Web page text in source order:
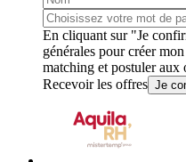
En cliquant sur "Je
générales pour créer
matching et postuler aux
Recevoir les offres Je